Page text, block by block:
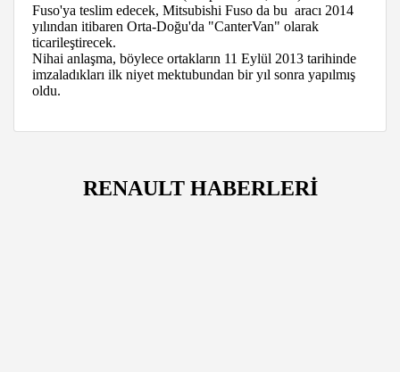
Fuso'ya teslim edecek, Mitsubishi Fuso da bu aracı 2014
yılından itibaren Orta-Doğu'da "CanterVan" olarak
ticarileştirecek.
Nihai anlaşma, böylece ortakların 11 Eylül 2013 tarihinde
imzaladıkları ilk niyet mektubundan bir yıl sonra yapılmış
oldu.
RENAULT HABERLERİ